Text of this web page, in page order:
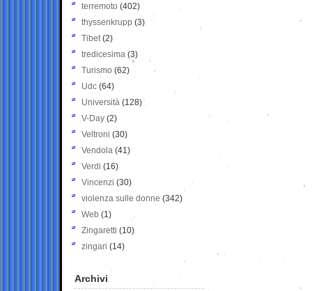
terremoto (402)
thyssenkrupp (3)
Tibet(2)
tredicesima (3)
Turismo (62)
Udc (64)
Università (128)
V-Day (2)
Veltroni (30)
Vendola (41)
Verdi (16)
Vincenzi (30)
violenza sulle donne (342)
Web (1)
Zingaretti (10)
zingari (14)
Archivi